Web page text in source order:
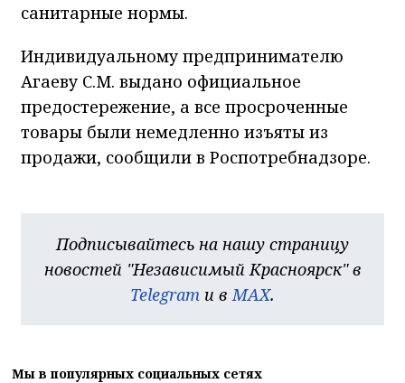
санитарные нормы.
Индивидуальному предпринимателю
Агаеву С.М. выдано официальное
предостережение, а все просроченные
товары были немедленно изъяты из
продажи, сообщили в Роспотребнадзоре.
Подписывайтесь на нашу страницу
новостей "Независимый Красноярск" в
Telegram и вMAX.
Мы в популярных социальных сетях